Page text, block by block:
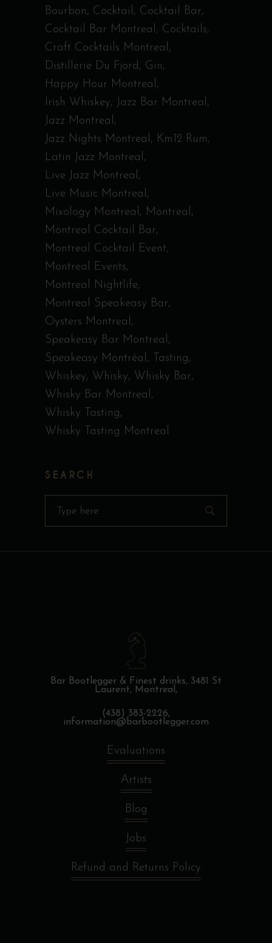
Bourbon
Cocktail
Cocktail Bar
Cocktail Bar Montreal
Cocktails
Craft Cocktails Montreal
Distillerie Du Fjord
Gin
Happy Hour Montreal
Irish Whiskey
Jazz Bar Montreal
Jazz Montreal
Jazz Nights Montreal
Km12 Rum
Latin Jazz Montreal
Live Jazz Montreal
Live Music Montreal
Mixology Montreal
Montreal
Montreal Cocktail Bar
Montreal Cocktail Event
Montreal Events
Montreal Nightlife
Montreal Speakeasy Bar
Oysters Montreal
Speakeasy Bar Montreal
Speakeasy Montréal
Tasting
Whiskey
Whisky
Whisky Bar
Whisky Bar Montreal
Whisky Tasting
Whisky Tasting Montreal
SEARCH
Bar Bootlegger & Finest drinks, 3481 St
Laurent, Montreal,
(438) 383-2226,
information@barbootlegger.com
Evaluations
Artists
Blog
Jobs
Refund and Returns Policy